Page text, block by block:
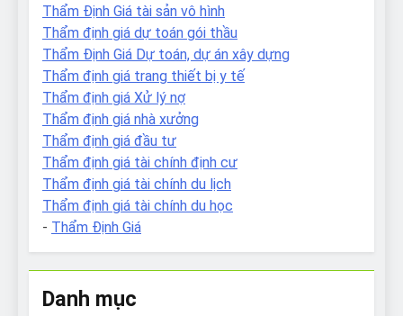
Thẩm Định Giá tài sản vô hình
Thẩm định giá dự toán gói thầu
Thẩm Định Giá Dự toán, dự án xây dựng
Thẩm định giá trang thiết bị y tế
Thẩm định giá Xử lý nợ
Thẩm định giá nhà xưởng
Thẩm định giá đầu tư
Thẩm định giá tài chính định cư
Thẩm định giá tài chính du lịch
Thẩm định giá tài chính du học
- Thẩm Định Giá
Danh mục